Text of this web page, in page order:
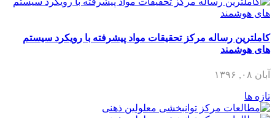
کاملترین رساله مرکز تحقیقات مواد پیشرفته با رویکرد سیستم
های هوشمند
آبان ۰۸, ۱۳۹۶
تازه ها